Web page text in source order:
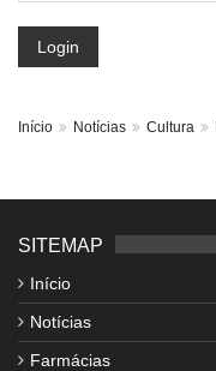
Login
Início Notícias Cultura
SITEMAP
Início
Notícias
Farmácias